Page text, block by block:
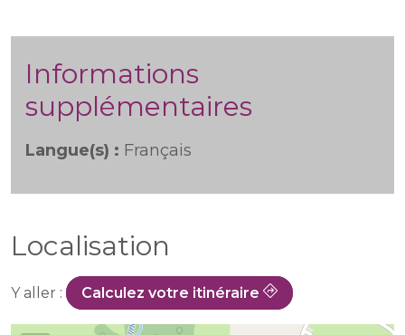
Informations
supplémentaires
Langue(s) : Français
Localisation
Y aller : Calculez votre itinéraire